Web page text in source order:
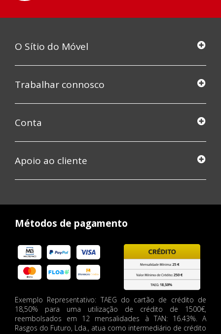
O Sítio do Móvel
Trabalhar connosco
Conta
Apoio ao cliente
Métodos de pagamento
Exemplo Representativo: TAEG do cartão de crédito de
18,50% para uma utilização de crédito de 1500€,
reembolsados em 12 mensalidades à TAN: 16.43%. A
Rasgos do Futuro, Lda., atua como intermediário de crédito